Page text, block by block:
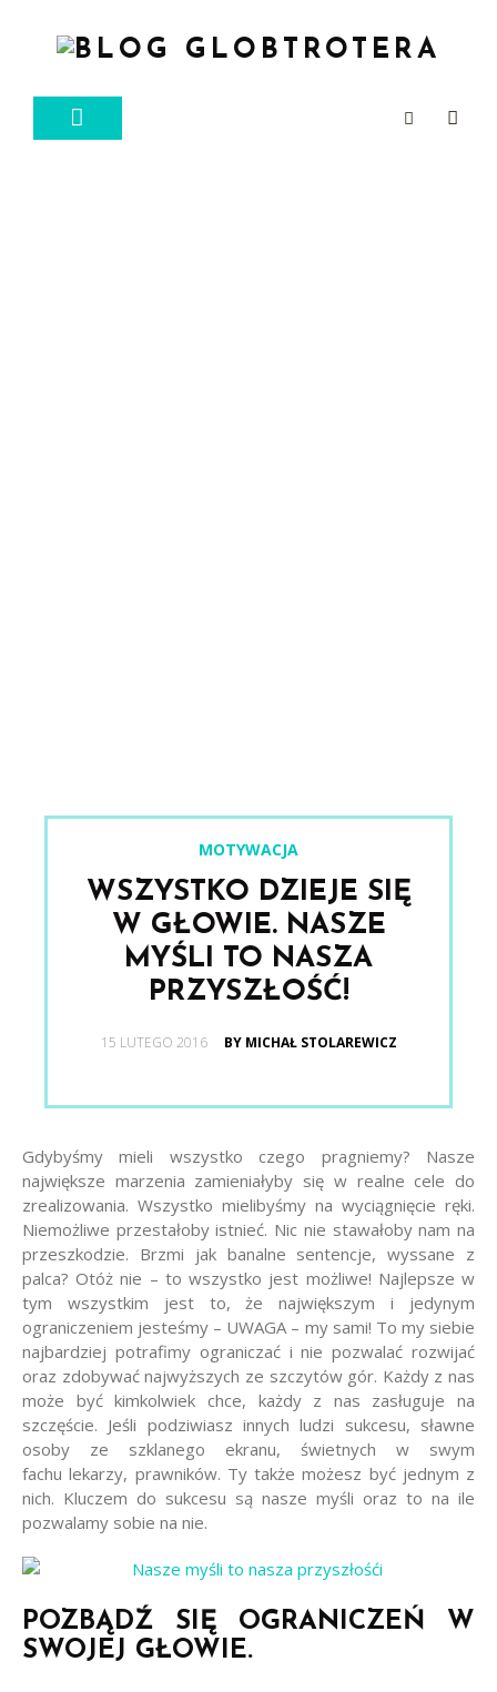
MOTYWACJA
WSZYSTKO DZIEJE SIĘ
W GŁOWIE. NASZE
MYŚLI TO NASZA
PRZYSZŁOŚĆ!
POSTED
15 LUTEGO 2016 BY MICHAŁ STOLAREWICZ
Gdybyśmy mieli wszystko czego pragniemy? Nasze
największe marzenia zamieniałyby się w realne cele do
zrealizowania. Wszystko mielibyśmy na wyciągnięcie ręki.
Niemożliwe przestałoby istnieć. Nic nie stawałoby nam na
przeszkodzie. Brzmi jak banalne sentencje, wyssane z
palca? Otóż nie – to wszystko jest możliwe! Najlepsze w
tym wszystkim jest to, że największym i jedynym
ograniczeniem jesteśmy – UWAGA – my sami! To my siebie
najbardziej potrafimy ograniczać i nie pozwalać rozwijać
oraz zdobywać najwyższych ze szczytów gór. Każdy z nas
może być kimkolwiek chce, każdy z nas zasługuje na
szczęście. Jeśli podziwiasz innych ludzi sukcesu, sławne
osoby ze szklanego ekranu, świetnych w swym
fachu lekarzy, prawników. Ty także możesz być jednym z
nich. Kluczem do sukcesu są nasze myśli oraz to na ile
pozwalamy sobie na nie.
POZBĄDŹ SIĘ OGRANICZEŃ W
SWOJEJ GŁOWIE.